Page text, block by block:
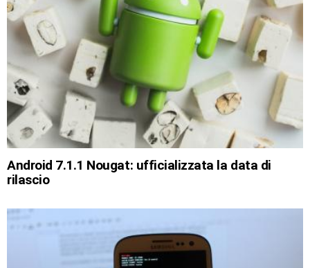
Android 7.1.1 Nougat: ufficializzata la data di
rilascio